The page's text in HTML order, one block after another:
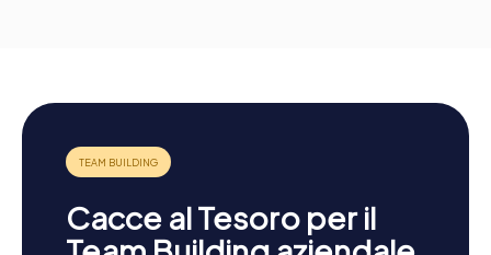
Cacce al Tesoro per il